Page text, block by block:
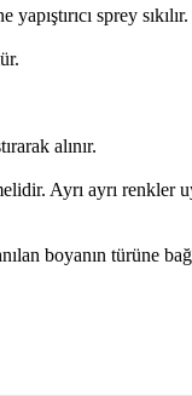
sprey sıkılır.
alınır.
Ayrı ayrı
boyanın türüne